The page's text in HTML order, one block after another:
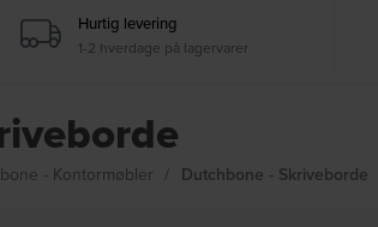
Hurtig levering
1-2 hverdage på lagervarer
- Kontormøbler Dutchbone - Skriveborde